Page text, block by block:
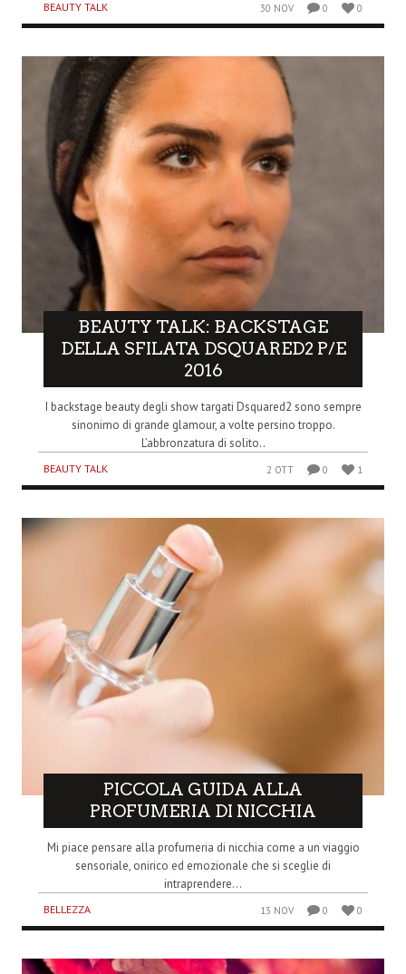
BEAUTY TALK 30 NOV 0 0
BEAUTY TALK: BACKSTAGE
DELLA SFILATA DSQUARED2 P/E
2016
I backstage beauty degli show targati Dsquared2 sono sempre
sinonimo di grande glamour, a volte persino troppo.
L’abbronzatura di solito..
BEAUTY TALK 2 OTT 0 1
PICCOLA GUIDA ALLA
PROFUMERIA DI NICCHIA
Mi piace pensare alla profumeria di nicchia come a un viaggio
sensoriale, onirico ed emozionale che si sceglie di
intraprendere...
BELLEZZA 13 NOV 0 0